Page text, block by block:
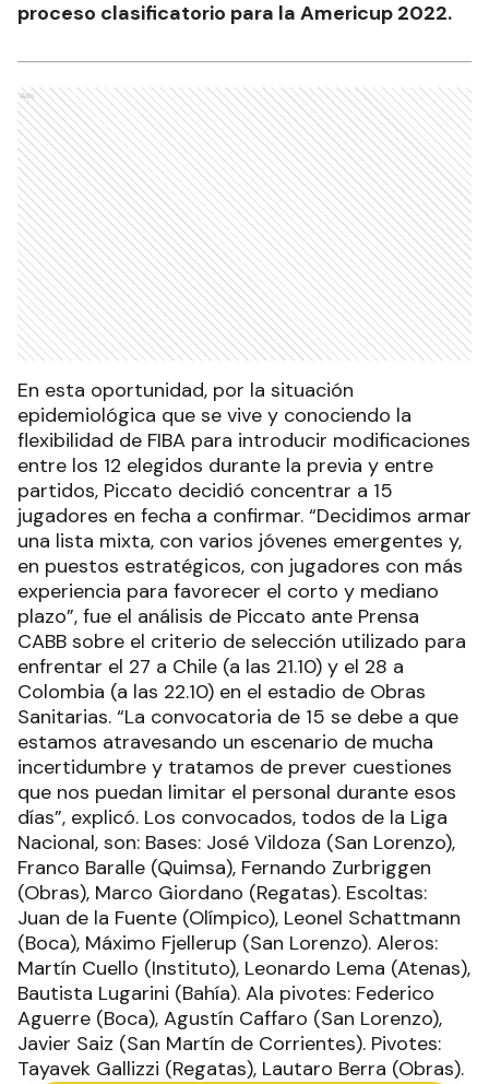
proceso clasificatorio para la Americup 2022.
Ads
En esta oportunidad, por la situación
epidemiológica que se vive y conociendo la
flexibilidad de FIBA para introducir modificaciones
entre los 12 elegidos durante la previa y entre
partidos, Piccato decidió concentrar a 15
jugadores en fecha a confirmar. “Decidimos armar
una lista mixta, con varios jóvenes emergentes y,
en puestos estratégicos, con jugadores con más
experiencia para favorecer el corto y mediano
plazo”, fue el análisis de Piccato ante Prensa
CABB sobre el criterio de selección utilizado para
enfrentar el 27 a Chile (a las 21.10) y el 28 a
Colombia (a las 22.10) en el estadio de Obras
Sanitarias. “La convocatoria de 15 se debe a que
estamos atravesando un escenario de mucha
incertidumbre y tratamos de prever cuestiones
que nos puedan limitar el personal durante esos
días”, explicó. Los convocados, todos de la Liga
Nacional, son: Bases: José Vildoza (San Lorenzo),
Franco Baralle (Quimsa), Fernando Zurbriggen
(Obras), Marco Giordano (Regatas). Escoltas:
Juan de la Fuente (Olímpico), Leonel Schattmann
(Boca), Máximo Fjellerup (San Lorenzo). Aleros:
Martín Cuello (Instituto), Leonardo Lema (Atenas),
Bautista Lugarini (Bahía). Ala pivotes: Federico
Aguerre (Boca), Agustín Caffaro (San Lorenzo),
Javier Saiz (San Martín de Corrientes). Pivotes:
Tayavek Gallizzi (Regatas), Lautaro Berra (Obras).